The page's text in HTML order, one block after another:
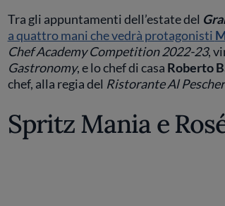
Tra gli appuntamenti dell’estate del
a quattro mani che vedrà protagonisti
Chef Academy Competition 2022-23,
Gastronomy, e lo chef di casa Roberto
chef, alla regia del Ristorante Al
Spritz Mania e